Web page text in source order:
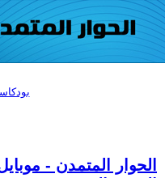
الحوار المتمدن -